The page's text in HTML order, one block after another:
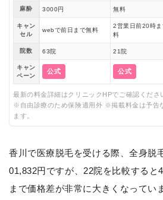
麻酔 3000円 無料
キャン
セル
webで前日まで無料
2営業日前20時
料
院数 63院 21院
キャン
ペーン
公式 公式
最新の料金詳細はクリニックHPでご確認くださ
※自由診療のため保険適用外 ※掲載料金は予告
ます。
香川で医療脱毛を受ける際、全身脱
01,832円ですが、22院を比較すると
まで価格差が非常に大きくなってい